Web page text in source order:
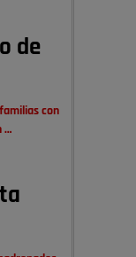
de
con
…